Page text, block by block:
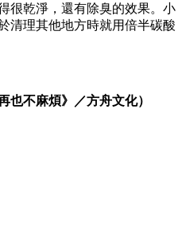
很乾淨，還有除臭的效果。小
清理其他地方時就用倍半碳酸
也不麻煩》／方舟文化）